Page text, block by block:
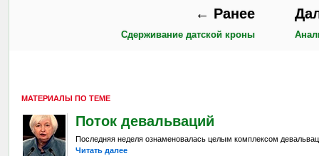
← Ранее
Сдерживание датской кроны
МАТЕРИАЛЫ ПО ТЕМЕ
Поток девальваций
Последняя неделя ознаменовалась целым комплексом
Читать далее